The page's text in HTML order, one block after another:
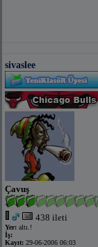
sivaslee
Çavuş
438 ileti
Yer: altı.!
İş:
Kayıt: 29-06-2006 06:03